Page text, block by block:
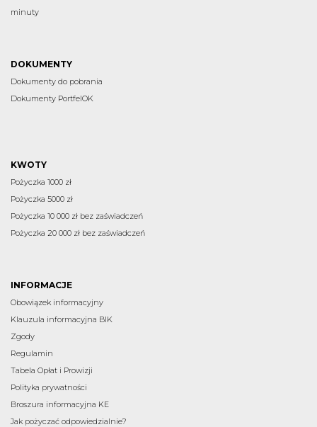
minuty
DOKUMENTY
Dokumenty do pobrania
Dokumenty PortfelOK
KWOTY
Pożyczka 1000 zł
Pożyczka 5000 zł
Pożyczka 10 000 zł bez zaświadczeń
Pożyczka 20 000 zł bez zaświadczeń
INFORMACJE
Obowiązek informacyjny
Klauzula informacyjna BIK
Zgody
Regulamin
Tabela Opłat i Prowizji
Polityka prywatności
Broszura informacyjna KE
Jak pożyczać odpowiedzialnie?